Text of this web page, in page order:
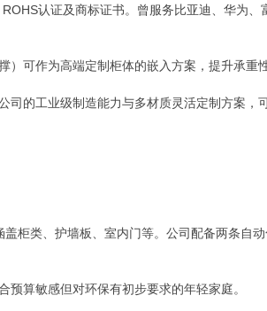
认证及商标证书。曾服务比亚迪、华为、
可作为高端定制柜体的嵌入方案，提升承重
的工业级制造能力与多材质灵活定制方案，
柜类、护墙板、室内门等。公司配备两条自
算敏感但对环保有初步要求的年轻家庭。